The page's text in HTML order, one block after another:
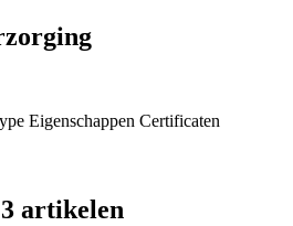
Eigenschappen Certificaten
artikelen